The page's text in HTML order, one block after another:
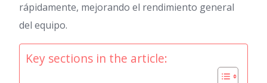
rápidamente, mejorando el rendimiento general
del equipo.
Key sections in the article: